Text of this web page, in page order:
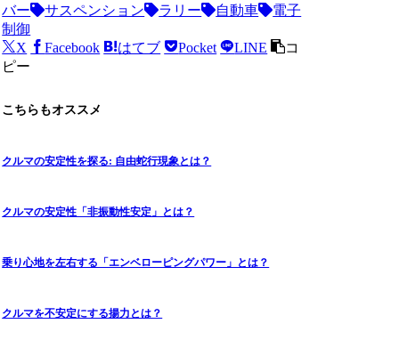
バー
サスペンション ラリー 自動車
電子
制御
X
Facebook はてブ Pocket LINE
コ
ピー
こちらもオススメ
クルマの安定性を探る: 自由蛇行現象とは？
クルマの安定性「非振動性安定」とは？
乗り心地を左右する「エンベローピングパワー」とは？
クルマを不安定にする揚力とは？